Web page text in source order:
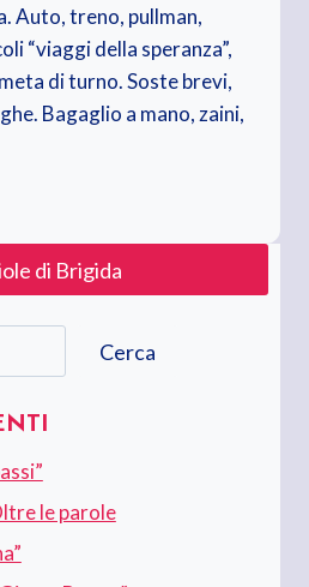
Auto, treno, pullman,
“viaggi della speranza”,
di turno. Soste brevi,
Bagaglio a mano, zaini,
di Brigida
Cerca
le parole